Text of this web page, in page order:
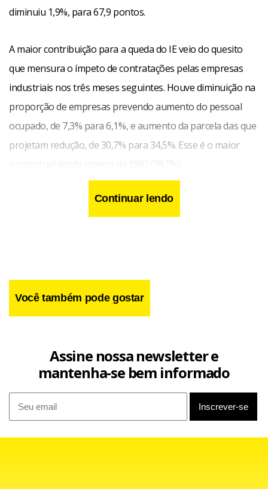
diminuiu 1,9%, para 67,9 pontos.
A maior contribuição para a queda do IE veio do quesito
que mensura o ímpeto de contratações pelas empresas
industriais nos três meses seguintes. Houve diminuição na
proporção de empresas prevendo aumento do pessoal
ocupado, de 7,3% para 6,1%, e aumento da parcela das que
projetam redução, de 30,7% para 34,5%. Esse é o maior
porcentual desde janeiro de 1992 (38,7%).
No ISA, a principal influência de alta foi do indicador que
Continuar lendo
Você também pode gostar
Assine nossa newsletter e
mantenha-se bem informado